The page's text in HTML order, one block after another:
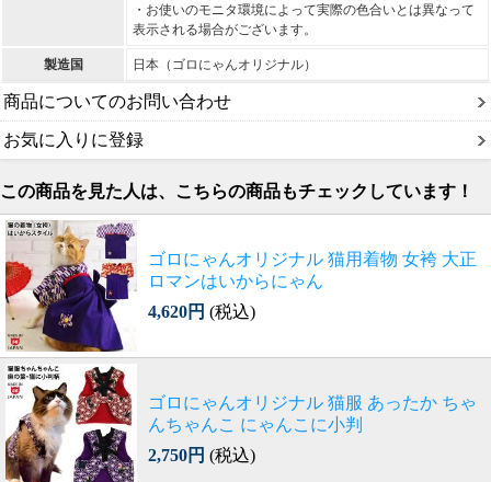
・お使いのモニタ環境によって実際の色合いとは異なって
表示される場合がございます。
製造国 日本（ゴロにゃんオリジナル）
商品についてのお問い合わせ
お気に入りに登録
この商品を見た人は、こちらの商品もチェックしています！
ゴロにゃんオリジナル 猫用着物 女袴 大正
ロマンはいからにゃん
4,620円 (税込)
ゴロにゃんオリジナル 猫服 あったか ちゃ
んちゃんこ にゃんこに小判
2,750円 (税込)